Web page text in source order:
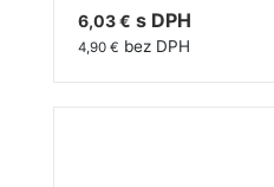
6,03 € s DPH
4,90 € bez DPH